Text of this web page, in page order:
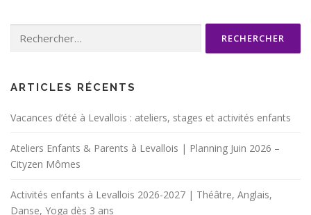
ARTICLES RÉCENTS
Vacances d’été à Levallois : ateliers, stages et activités enfants
Ateliers Enfants & Parents à Levallois | Planning Juin 2026 –
Cityzen Mômes
Activités enfants à Levallois 2026-2027 | Théâtre, Anglais,
Danse, Yoga dès 3 ans